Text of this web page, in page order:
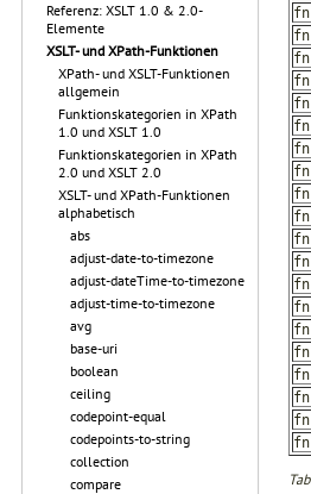
Referenz: XSLT 1.0 & 2.0-
Elemente
XSLT- und XPath-Funktionen
XPath- und XSLT-Funktionen
allgemein
Funktionskategorien in XPath
1.0 und XSLT 1.0
Funktionskategorien in XPath
2.0 und XSLT 2.0
XSLT- und XPath-Funktionen
alphabetisch
abs
adjust-date-to-timezone
adjust-dateTime-to-timezone
adjust-time-to-timezone
avg
base-uri
boolean
ceiling
codepoint-equal
codepoints-to-string
collection
compare